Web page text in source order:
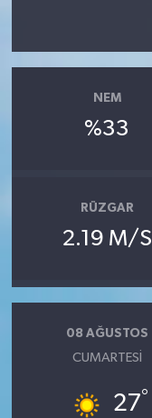
NEM
%33
RÜZGAR
2.19 M/S
08 AĞUSTOS
CUMARTESI
27°